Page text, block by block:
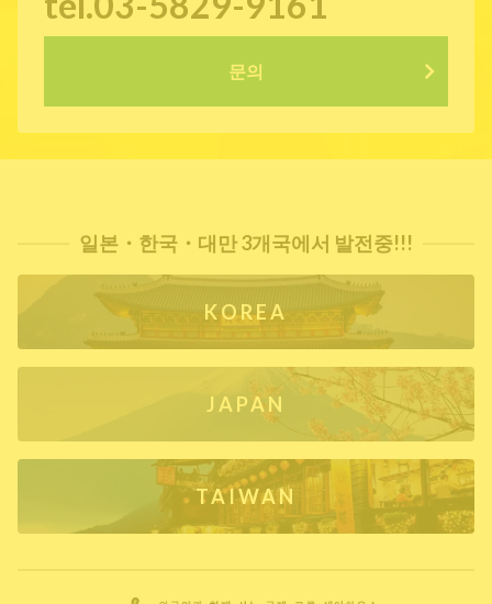
문의
일본・한국・대만 3개국에서 발전중!!!
KOREA
JAPAN
TAIWAN